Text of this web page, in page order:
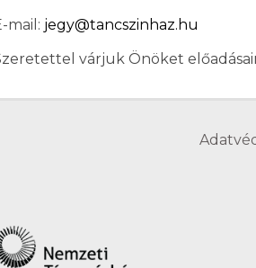
mail: jegy@tancszinhaz.hu
várjuk Önöket